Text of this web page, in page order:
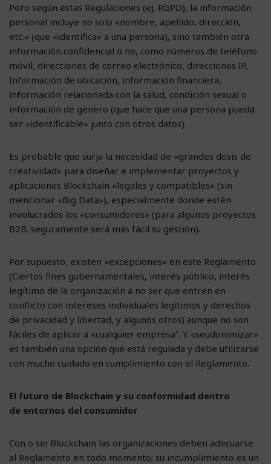
Pero según estas Regulaciones (ej. RGPD), la información
personal incluye no solo «nombre, apellido, dirección,
etc.» (que «identifica» a una persona), sino también otra
información confidencial o no, como números de teléfono
móvil, direcciones de correo electrónico, direcciones IP,
Información de ubicación, información financiera,
información relacionada con la salud, condición sexual o
información de género (que hace que una persona pueda
ser «identificable» junto con otros datos).
Es probable que surja la necesidad de «grandes dosis de
creatividad» para diseñar e implementar proyectos y
aplicaciones Blockchain «legales y compatibles» (sin
mencionar «Big Data»), especialmente donde estén
involucrados los «consumidores» (para algunos proyectos
B2B. seguramente será más fácil su gestión).
Por supuesto, existen «excepciones» en este Reglamento
(Ciertos fines gubernamentales, interés público, interés
legítimo de la organización a no ser que entren en
conflicto con intereses individuales legítimos y derechos
de privacidad y libertad, y algunos otros) aunque no son
fáciles de aplicar a «cualquier empresa”. Y «seudonimizar»
es también una opción que está regulada y debe utilizarse
con mucho cuidado en cumplimiento con el Reglamento.
El futuro de Blockchain y su conformidad dentro
de entornos del consumidor
Con o sin Blockchain las organizaciones deben adecuarse
al Reglamento en todo momento; su incumplimiento es un